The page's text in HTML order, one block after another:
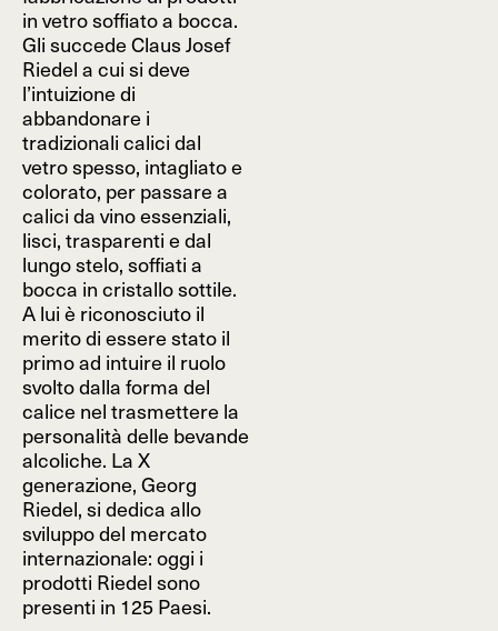
in vetro soffiato a bocca.
Gli succede Claus Josef
Riedel a cui si deve
l’intuizione di
abbandonare i
tradizionali calici dal
vetro spesso, intagliato e
colorato, per passare a
calici da vino essenziali,
lisci, trasparenti e dal
lungo stelo, soffiati a
bocca in cristallo sottile.
A lui è riconosciuto il
merito di essere stato il
primo ad intuire il ruolo
svolto dalla forma del
calice nel trasmettere la
personalità delle bevande
alcoliche. La X
generazione, Georg
Riedel, si dedica allo
sviluppo del mercato
internazionale: oggi i
prodotti Riedel sono
presenti in 125 Paesi.